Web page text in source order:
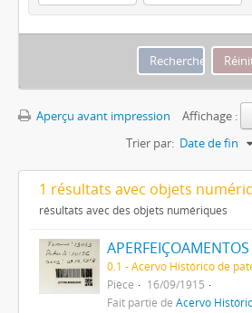
Aperçu avant impression
Affichage :
Trier par: Date de fin
1 résultats avec objets
résultats avec des objets numériques
0.1 - Acervo Histórico de
Pièce
16/09/1915
Fait partie de Acervo